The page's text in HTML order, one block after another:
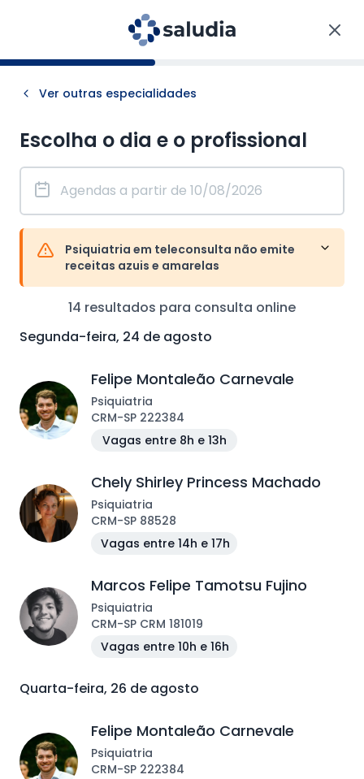
Ver outras especialidades
Escolha o dia e o profissional
Psiquiatria em teleconsulta não emite
receitas azuis e amarelas
14 resultados para consulta online
Segunda-feira, 24 de agosto
Felipe Montaleão Carnevale
Psiquiatria
CRM-SP 222384
Vagas entre 8h e 13h
Chely Shirley Princess Machado
Psiquiatria
CRM-SP 88528
Vagas entre 14h e 17h
Marcos Felipe Tamotsu Fujino
Psiquiatria
CRM-SP CRM 181019
Vagas entre 10h e 16h
Quarta-feira, 26 de agosto
Felipe Montaleão Carnevale
Psiquiatria
CRM-SP 222384